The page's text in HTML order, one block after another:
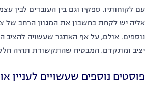
עם לקוחותיו, ספקיו וגם בין העובדים לבין
אליה יש לקחת בחשבון את המגוון הרחב של
נוספים. אולם, על אף האתגר שעשויה להציב
יציב ומתקדם, המבטיח שהתקשורת תהיה
פוסטים נוספים שעשויים לעניין